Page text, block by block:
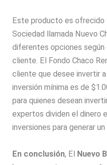
Este producto es ofrecido
Sociedad llamada Nuevo
diferentes opciones según
cliente. El Fondo Chaco
cliente que desee invertir
inversión mínima es de
para quienes desean
expertos dividen el dinero
inversiones para generar
En conclusión, El Nuevo